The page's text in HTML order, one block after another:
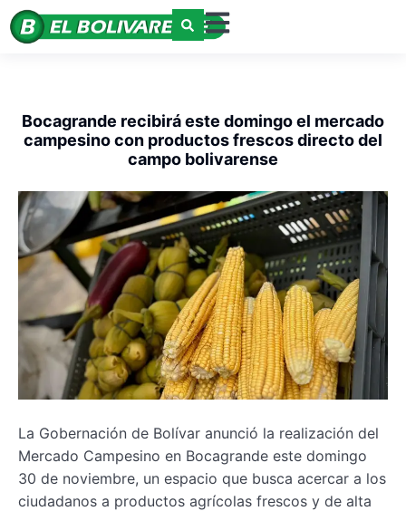
Bocagrande recibirá este domingo el mercado
campesino con productos frescos directo del
campo bolivarense
La Gobernación de Bolívar anunció la realización del
Mercado Campesino en Bocagrande este domingo
30 de noviembre, un espacio que busca acercar a los
ciudadanos a productos agrícolas frescos y de alta